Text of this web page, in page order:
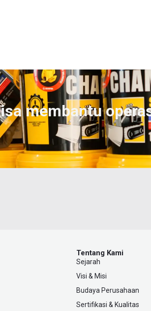
membantu
Tentang Kami
Sejarah
Visi & Misi
Budaya Perusahaan
Sertifikasi & Kualitas